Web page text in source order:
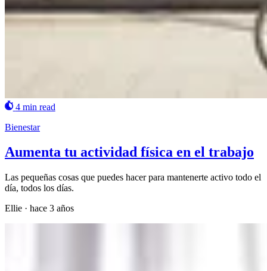
4 min read
Bienestar
Aumenta tu actividad física en el trabajo
Las pequeñas cosas que puedes hacer para mantenerte activo todo el
día, todos los días.
Ellie · hace 3 años